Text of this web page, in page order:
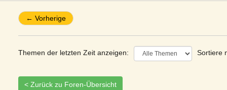
← Vorherige
Themen der letzten Zeit anzeigen: Sortiere
< Zurück zu Foren-Übersicht